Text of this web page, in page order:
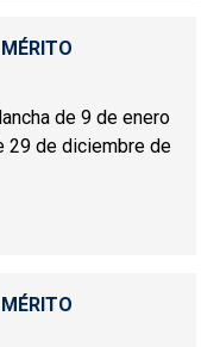
de 9 de enero
29 de diciembre de
AL MÉRITO